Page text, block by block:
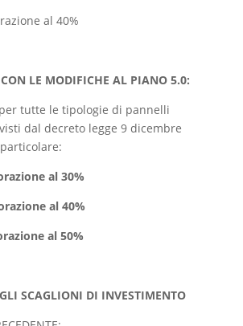
al 40%
LE MODIFICHE AL PIANO 5.0:
tutte le tipologie di pannelli
dal decreto legge 9 dicembre
al 30%
al 40%
al 50%
SCAGLIONI DI INVESTIMENTO